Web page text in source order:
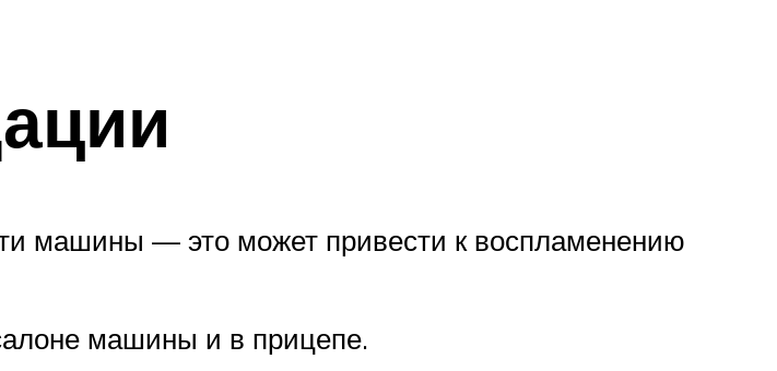
машины — это может привести к воспламенению
машины и в прицепе.